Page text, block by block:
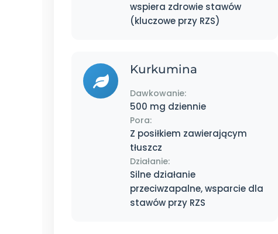
wspiera zdrowie stawów
(kluczowe przy RZS)
Kurkumina
Dawkowanie:
500 mg dziennie
Pora:
Z posiłkiem zawierającym
tłuszcz
Działanie:
Silne działanie
przeciwzapalne, wsparcie dla
stawów przy RZS